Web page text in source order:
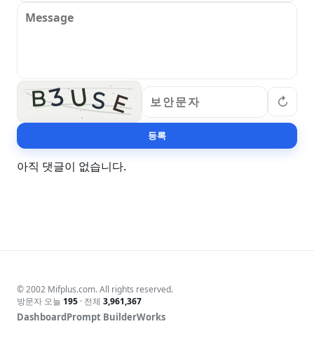
B3USE ↻
등록
아직 댓글이 없습니다.
© 2002 Mifplus.com. All rights reserved.
방문자 오늘 195 · 전체 3,961,367
DashboardPrompt BuilderWorks